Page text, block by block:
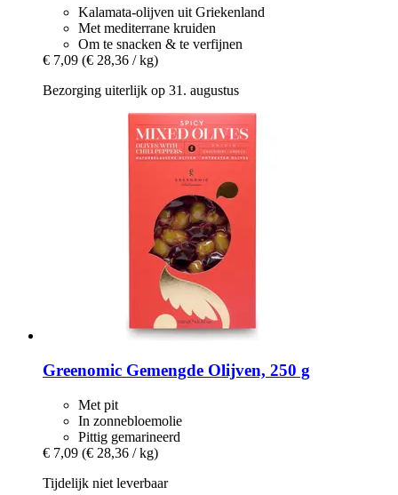
Kalamata-olijven uit Griekenland
Met mediterrane kruiden
Om te snacken & te verfijnen
€ 7,09 (€ 28,36 / kg)
Bezorging uiterlijk op 31. augustus
Greenomic Gemengde Olijven, 250 g
Met pit
In zonnebloemolie
Pittig gemarineerd
€ 7,09 (€ 28,36 / kg)
Tijdelijk niet leverbaar